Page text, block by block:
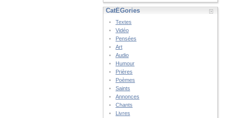
CatÉGories
Textes
Vidéo
Pensées
Art
Audio
Humour
Prières
Poèmes
Saints
Annonces
Chants
Livres